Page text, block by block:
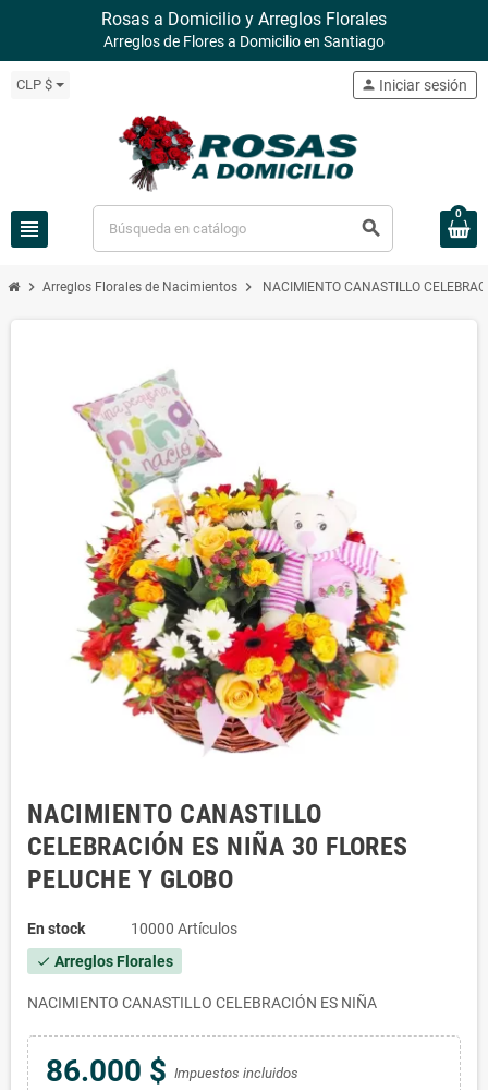
Rosas a Domicilio y Arreglos Florales
Arreglos de Flores a Domicilio en Santiago
CLP $
view_headline search
person Iniciar sesión
0
chevron_right Arreglos Florales de Nacimientos chevron_right NACIMIENTO CANASTILLO
NACIMIENTO CANASTILLO
CELEBRACIÓN ES NIÑA 30 FLORES
PELUCHE Y GLOBO
En stock 10000 Artículos
check Arreglos Florales
NACIMIENTO CANASTILLO CELEBRACIÓN ES NIÑA
86.000 $ Impuestos incluidos